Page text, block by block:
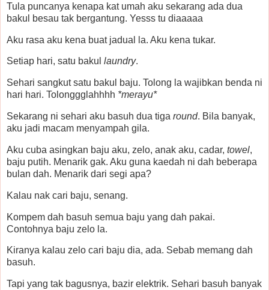
Tula puncanya kenapa kat umah aku sekarang ada dua
bakul besau tak bergantung. Yesss tu diaaaaa
Aku rasa aku kena buat jadual la. Aku kena tukar.
Setiap hari, satu bakul laundry.
Sehari sangkut satu bakul baju. Tolong la wajibkan benda ni
hari hari. Tolonggglahhhh *merayu*
Sekarang ni sehari aku basuh dua tiga round. Bila banyak,
aku jadi macam menyampah gila.
Aku cuba asingkan baju aku, zelo, anak aku, cadar, towel,
baju putih. Menarik gak. Aku guna kaedah ni dah beberapa
bulan dah. Menarik dari segi apa?
Kalau nak cari baju, senang.
Kompem dah basuh semua baju yang dah pakai.
Contohnya baju zelo la.
Kiranya kalau zelo cari baju dia, ada. Sebab memang dah
basuh.
Tapi yang tak bagusnya, bazir elektrik. Sehari basuh banyak